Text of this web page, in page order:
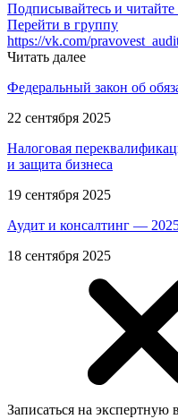
Подписывайтесь и
Перейти в группу
https://vk.com/
Читать далее
Федеральный закон об
22 сентября 2025
Налоговая
и защита бизнеса
19 сентября 2025
Аудит и консалтинг —
18 сентября 2025
Записаться на экспертную